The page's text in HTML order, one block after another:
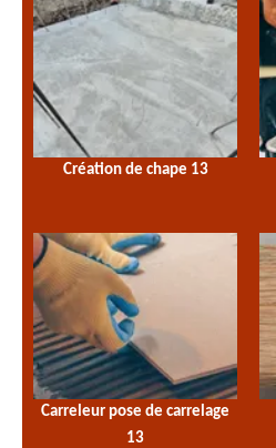
Création de chape 13
Carreleur pose de carrelage
13